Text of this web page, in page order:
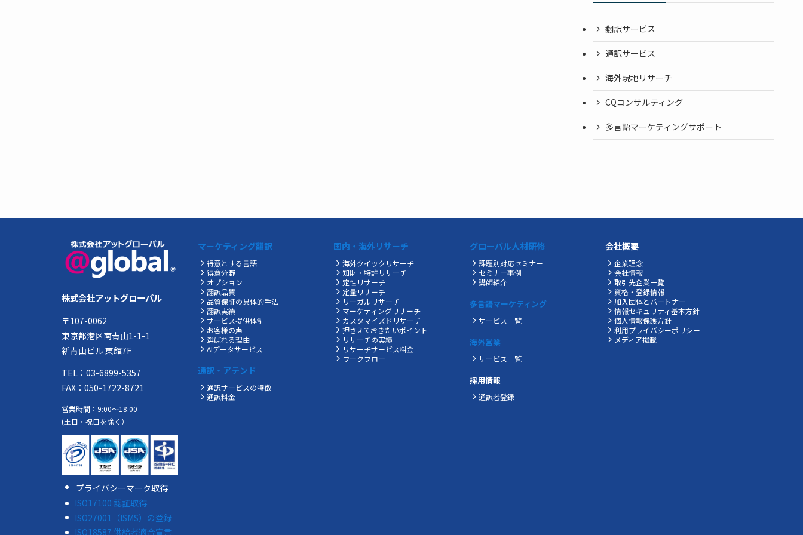
翻訳サービス
通訳サービス
海外現地リサーチ
CQコンサルティング
多言語マーケティングサポート
株式会社アットグローバル
〒107-0062
東京都港区南青山1-1-1
新青山ビル 東館7F
TEL：03-6899-5357
FAX：050-1722-8721
営業時間：9:00～18:00
(土日・祝日を除く）
プライバシーマーク取得
ISO17100 認証取得
ISO27001（ISMS）の登録
ISO18587 供給者適合宣言
マーケティング翻訳
得意とする言語
得意分野
オプション
翻訳品質
品質保証の具体的手法
翻訳実績
サービス提供体制
お客様の声
選ばれる理由
AIデータサービス
通訳・アテンド
通訳サービスの特徴
通訳料金
国内・海外リサーチ
海外クイックリサーチ
知財・特許リサーチ
定性リサーチ
定量リサーチ
リーガルリサーチ
マーケティングリサーチ
カスタマイズドリサーチ
押さえておきたいポイント
リサーチの実績
リサーチサービス料金
ワークフロー
グローバル人材研修
課題別対応セミナー
セミナー事例
講師紹介
多言語マーケティング
サービス一覧
海外営業
サービス一覧
採用情報
通訳者登録
会社概要
企業理念
会社情報
取引先企業一覧
資格・登録情報
加入団体とパートナー
情報セキュリティ基本方針
個人情報保護方針
利用プライバシーポリシー
メディア掲載